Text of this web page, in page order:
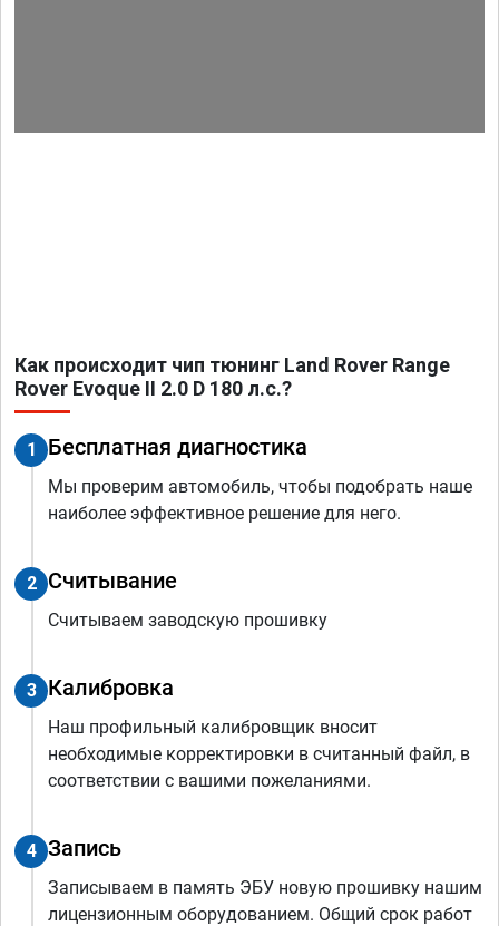
Как происходит чип тюнинг Land Rover Range
Rover Evoque II 2.0 D 180 л.с.?
1 Бесплатная диагностика
Мы проверим автомобиль, чтобы подобрать наше
наиболее эффективное решение для него.
2 Считывание
Считываем заводскую прошивку
3 Калибровка
Наш профильный калибровщик вносит
необходимые корректировки в считанный файл, в
соответствии с вашими пожеланиями.
4 Запись
Записываем в память ЭБУ новую прошивку нашим
лицензионным оборудованием. Общий срок работ